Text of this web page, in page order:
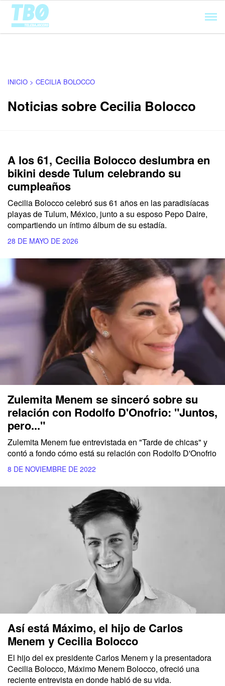
Cargando...
INICIO > CECILIA BOLOCCO
Noticias sobre Cecilia Bolocco
A los 61, Cecilia Bolocco deslumbra en
bikini desde Tulum celebrando su
cumpleaños
Cecilia Bolocco celebró sus 61 años en las paradisíacas
playas de Tulum, México, junto a su esposo Pepo Daire,
compartiendo un íntimo álbum de su estadía.
28 DE MAYO DE 2026
Zulemita Menem se sinceró sobre su
relación con Rodolfo D'Onofrio: "Juntos,
pero..."
Zulemita Menem fue entrevistada en "Tarde de chicas" y
contó a fondo cómo está su relación con Rodolfo D'Onofrio
8 DE NOVIEMBRE DE 2022
Así está Máximo, el hijo de Carlos
Menem y Cecilia Bolocco
El hijo del ex presidente Carlos Menem y la presentadora
Cecilia Bolocco, Máximo Menem Bolocco, ofreció una
reciente entrevista en donde habló de su vida.